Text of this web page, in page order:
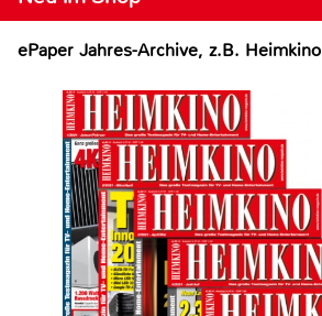
ePaper Jahres-Archive, z.B. Heimkino